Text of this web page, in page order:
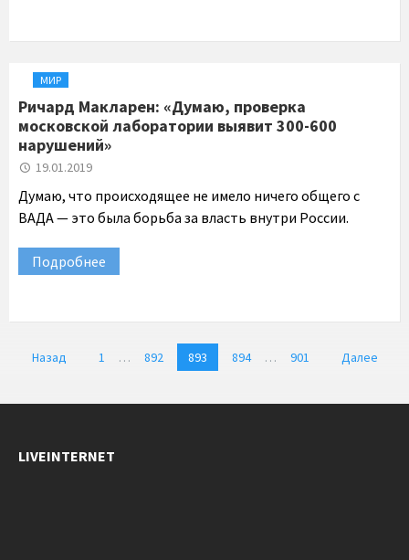
МИР
Ричард Макларен: «Думаю, проверка
московской лаборатории выявит 300-600
нарушений»
19.01.2019
Думаю, что происходящее не имело ничего общего с
ВАДА — это была борьба за власть внутри России.
Подробнее
Пагинация
Назад 1 … 892 893 894 … 901 Далее
LIVEINTERNET